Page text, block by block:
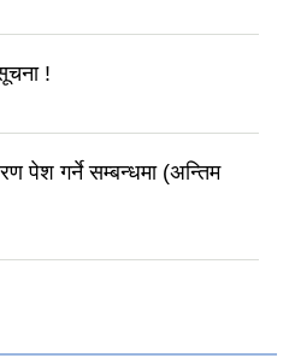
!
पेश गर्ने सम्बन्धमा (अन्तिम